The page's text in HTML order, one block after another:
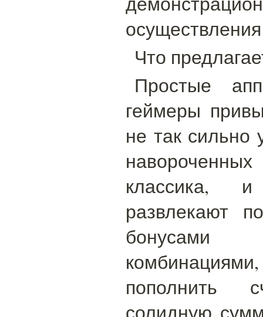
Что
Простые
геймеры
не так сильно
классика,
развлекают
пополнить